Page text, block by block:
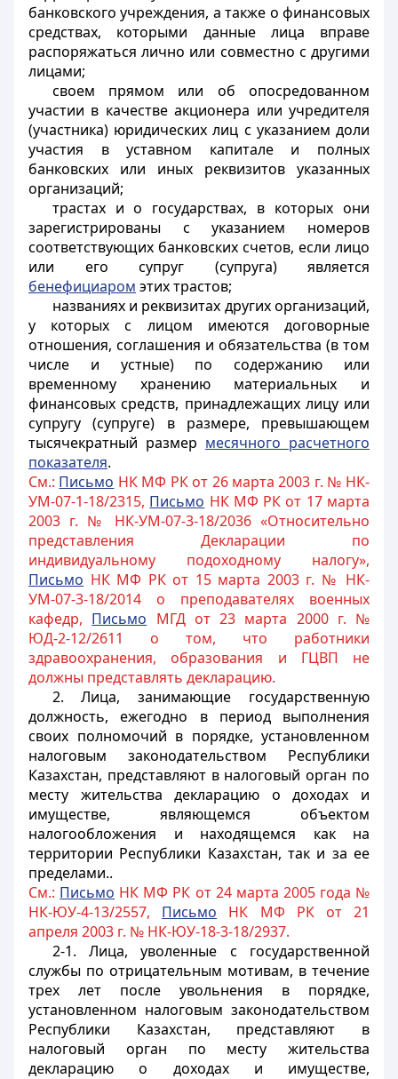
банковского учреждения, а также о финансовых
средствах, которыми данные лица вправе
распоряжаться лично или совместно с другими
лицами;
своем прямом или об опосредованном
участии в качестве акционера или учредителя
(участника) юридических лиц с указанием доли
участия в уставном капитале и полных
банковских или иных реквизитов указанных
организаций;
трастах и о государствах, в которых они
зарегистрированы с указанием номеров
соответствующих банковских счетов, если лицо
или его супруг (супруга) является
бенефициаром этих трастов;
названиях и реквизитах других организаций,
у которых с лицом имеются договорные
отношения, соглашения и обязательства (в том
числе и устные) по содержанию или
временному хранению материальных и
финансовых средств, принадлежащих лицу или
супругу (супруге) в размере, превышающем
тысячекратный размер месячного расчетного
показателя.
См.: Письмо НК МФ РК от 26 марта 2003 г. № НК-
УМ-07-1-18/2315, Письмо НК МФ РК от 17 марта
2003 г. № НК-УМ-07-3-18/2036 «Относительно
представления Декларации по
индивидуальному подоходному налогу»,
Письмо НК МФ РК от 15 марта 2003 г. № НК-
УМ-07-3-18/2014 о преподавателях военных
кафедр, Письмо МГД от 23 марта 2000 г. №
ЮД-2-12/2611 о том, что работники
здравоохранения, образования и ГЦВП не
должны представлять декларацию.
2. Лица, занимающие государственную
должность, ежегодно в период выполнения
своих полномочий в порядке, установленном
налоговым законодательством Республики
Казахстан, представляют в налоговый орган по
месту жительства декларацию о доходах и
имуществе, являющемся объектом
налогообложения и находящемся как на
территории Республики Казахстан, так и за ее
пределами..
См.: Письмо НК МФ РК от 24 марта 2005 года №
НК-ЮУ-4-13/2557, Письмо НК МФ РК от 21
апреля 2003 г. № НК-ЮУ-18-3-18/2937.
2-1. Лица, уволенные с государственной
службы по отрицательным мотивам, в течение
трех лет после увольнения в порядке,
установленном налоговым законодательством
Республики Казахстан, представляют в
налоговый орган по месту жительства
декларацию о доходах и имуществе,